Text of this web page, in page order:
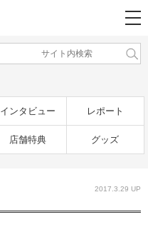
インタビュー レポート
店舗特典 グッズ
2017.3.29 UP